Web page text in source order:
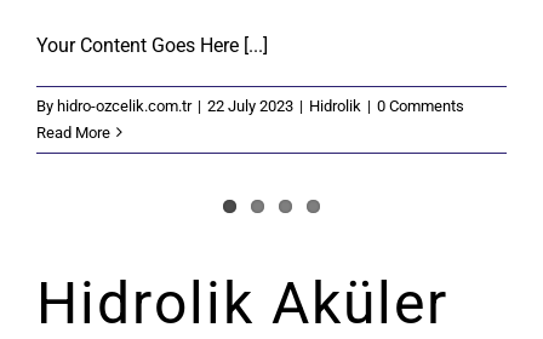
Your Content Goes Here [...]
By hidro-ozcelik.com.tr | 22 July 2023 | Hidrolik | 0 Comments
Read More
Hidrolik Aküler